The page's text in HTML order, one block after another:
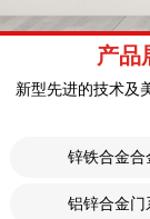
产品
新型先进的技术及
锌铁合金合
铝锌合金门